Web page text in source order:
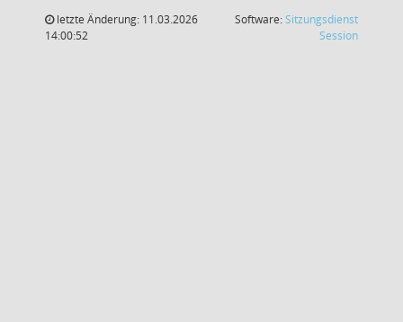
letzte Änderung: 11.03.2026
14:00:52
Software:Sitzungsdienst
Session(Wird in